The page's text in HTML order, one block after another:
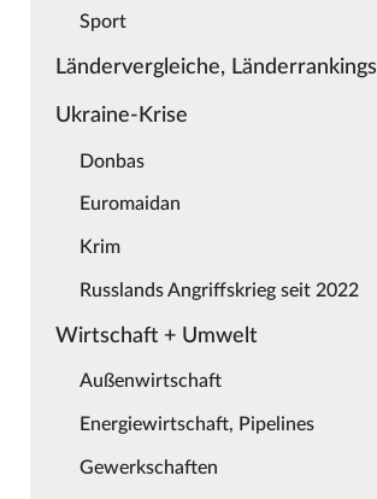
Sport
Ländervergleiche, Länderrankings
Ukraine-Krise
Donbas
Euromaidan
Krim
Russlands Angriffskrieg seit 2022
Wirtschaft + Umwelt
Außenwirtschaft
Energiewirtschaft, Pipelines
Gewerkschaften